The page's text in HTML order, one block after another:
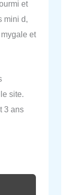
et
mini d,
et
site.
3 ans